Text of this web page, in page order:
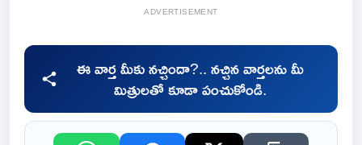
ADVERTISEMENT
ఈ వార్త మీకు నచ్చిందా?.. నచ్చిన వార్తలను మీ
మిత్రులతో కూడా పంచుకోండి.